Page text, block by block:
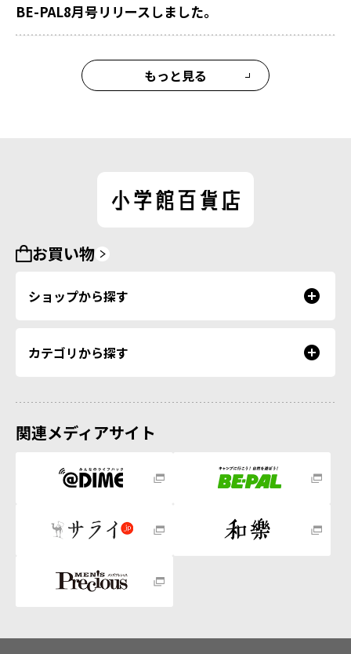
BE-PAL8月号リリースしました。
もっと見る
お買い物
ショップから探す
カテゴリから探す
関連メディアサイト